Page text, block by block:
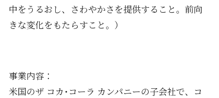
中をうるおし、さわやかさを提供すること。前向
きな変化をもたらすこと。）
事業内容：
米国のザ コカ･コーラ カンパニーの子会社で、コ